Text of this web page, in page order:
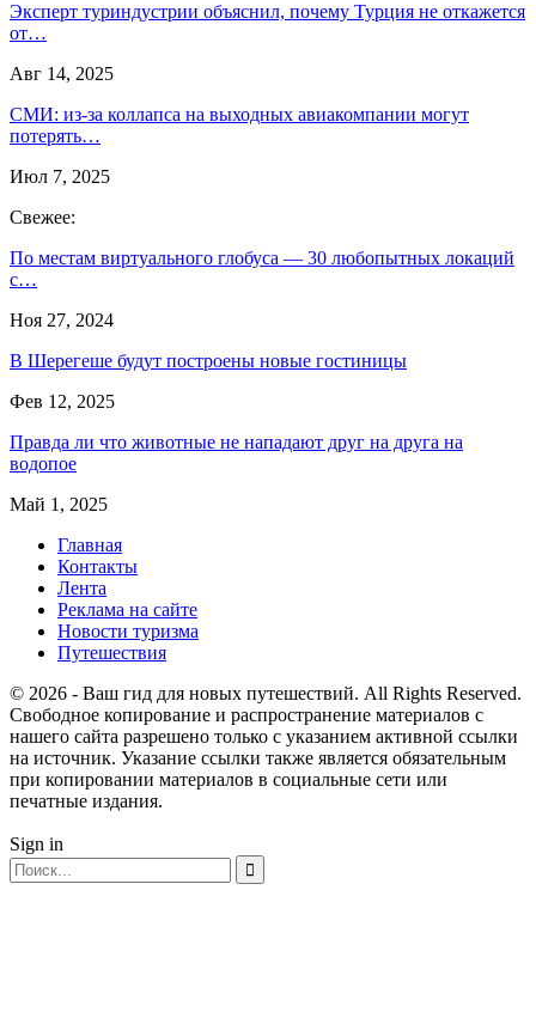
Эксперт туриндустрии объяснил, почему Турция не откажется
от…
Авг 14, 2025
СМИ: из-за коллапса на выходных авиакомпании могут
потерять…
Июл 7, 2025
Свежее:
По местам виртуального глобуса — 30 любопытных локаций
с…
Ноя 27, 2024
В Шерегеше будут построены новые гостиницы
Фев 12, 2025
Правда ли что животные не нападают друг на друга на
водопое
Май 1, 2025
Главная
Контакты
Лента
Реклама на сайте
Новости туризма
Путешествия
© 2026 - Ваш гид для новых путешествий. All Rights Reserved.
Свободное копирование и распространение материалов с
нашего сайта разрешено только с указанием активной ссылки
на источник. Указание ссылки также является обязательным
при копировании материалов в социальные сети или
печатные издания.
Sign in